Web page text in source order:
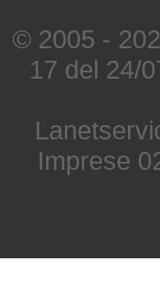
© 2005 -
17 del 24/
Imprese